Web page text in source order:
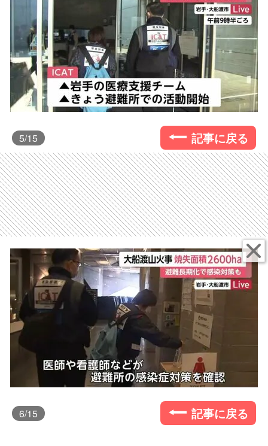
5/15 記事に戻る
6/15 記事に戻る